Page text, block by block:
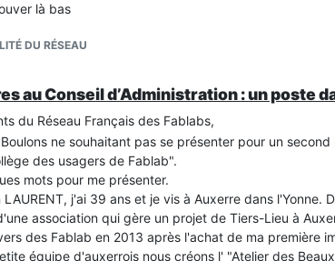
là bas
DU RÉSEAU
au Conseil d’Administration : un poste
du Réseau Français des Fablabs,
ne souhaitant pas se présenter pour un
des usagers de Fablab".
mots pour me présenter.
j'ai 39 ans et je vis à Auxerre dans
association qui gère un projet de Tiers-Lieu à
des Fablab en 2013 après l'achat de ma première
équipe d'auxerrois nous créons l' "Atelier des